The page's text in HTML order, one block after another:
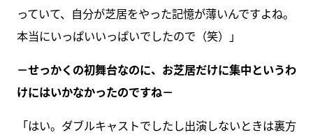
っていて、自分が芝居をやった記憶が薄いんですよね。
本当にいっぱいいっぱいでしたので（笑）」
－せっかくの初舞台なのに、お芝居だけに集中というわ
けにはいかなかったのですね－
「はい。ダブルキャストでしたし出演しないときは裏方